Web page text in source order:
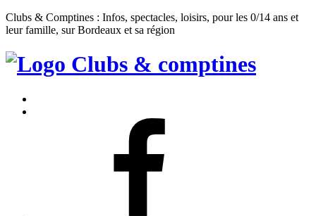
Clubs & Comptines : Infos, spectacles, loisirs, pour les 0/14 ans et
leur famille, sur Bordeaux et sa région
Clubs
Comptines